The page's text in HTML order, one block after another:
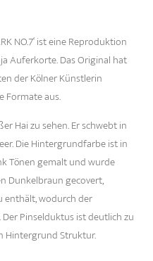
NO.7‘ ist eine Reproduktion
Auferkorte. Das Original hat
der Kölner Künstlerin
Formate aus.
Hai zu sehen. Er schwebt in
Die Hintergrundfarbe ist in
Tönen gemalt und wurde
Dunkelbraun gecovert,
enthält, wodurch der
Pinselduktus ist deutlich zu
Hintergrund Struktur.